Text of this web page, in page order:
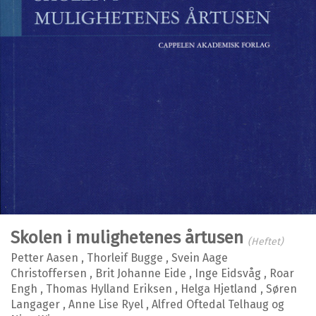
Skolen i mulighetenes årtusen (Heftet)
Petter Aasen , Thorleif Bugge , Svein Aage
Christoffersen , Brit Johanne Eide , Inge Eidsvåg , Roar
Engh , Thomas Hylland Eriksen , Helga Hjetland , Søren
Langager , Anne Lise Ryel , Alfred Oftedal Telhaug og